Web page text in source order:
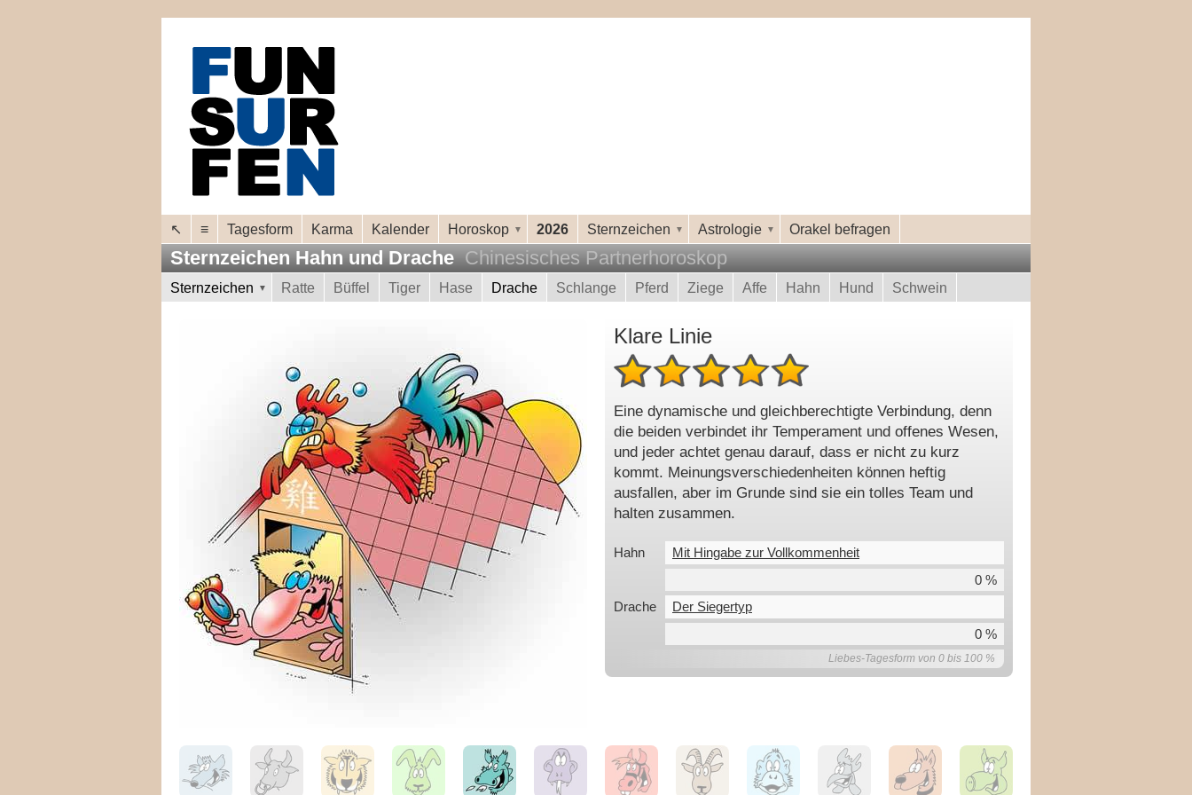
↖ ≡ Tagesform Karma Kalender Horoskop 2026 Sternzeichen Astrologie Orakel befragen
Sternzeichen Hahn und Drache Chinesisches Partnerhoroskop
Sternzeichen Ratte Büffel Tiger Hase Drache Schlange Pferd Ziege Affe Hahn Hund Schwein
Klare Linie
Eine dynamische und gleichberechtigte Verbindung, denn
die beiden verbindet ihr Temperament und offenes Wesen,
und jeder achtet genau darauf, dass er nicht zu kurz
kommt. Meinungsverschiedenheiten können heftig
ausfallen, aber im Grunde sind sie ein tolles Team und
halten zusammen.
Hahn
Mit Hingabe zur Vollkommenheit
0 %
Drache
Der Siegertyp
0 %
Liebes-Tagesform von 0 bis 100 %